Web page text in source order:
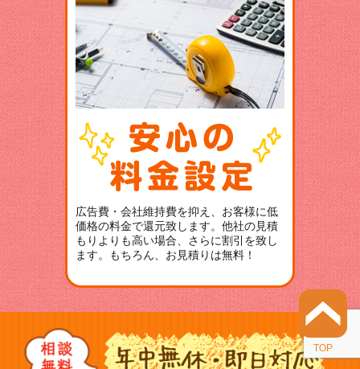
TOP
広告費・会社維持費を抑え、お客様に低
価格の料金で還元致します。他社の見積
もりよりも高い場合、さらに割引を致し
ます。もちろん、お見積りは無料！